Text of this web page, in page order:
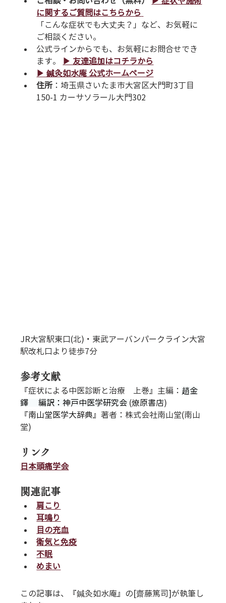
に関するご質問はこちらから
「こんな症状でも大丈夫？」など、お気軽に
ご相談ください。
公式ラインからでも、お気軽にお問合せでき
ます。
▶︎ 友達追加はコチラから
▶︎ 鍼灸如水庵 公式ホームページ
住所 ：埼玉県さいたま市大宮区大門町3丁目
150-1 カーサソラール大門302
JR大宮駅東口(北)・東武アーバンパークライン大宮
駅改札口より徒歩7分
参考文献
『症状による中医診断と治療　上巻』主編： 趙金
鐸 　編訳：神戸中医学研究会 (燎原書店)
『南山堂医学大辞典 』著者：株式会社南山堂(南山
堂)
リンク
日本頭痛学会
関連記事
肩こり
耳鳴り
目の充血
衛気と免疫
不眠
めまい
この記事は、『鍼灸如水庵』の[齋藤篤司]が執筆し